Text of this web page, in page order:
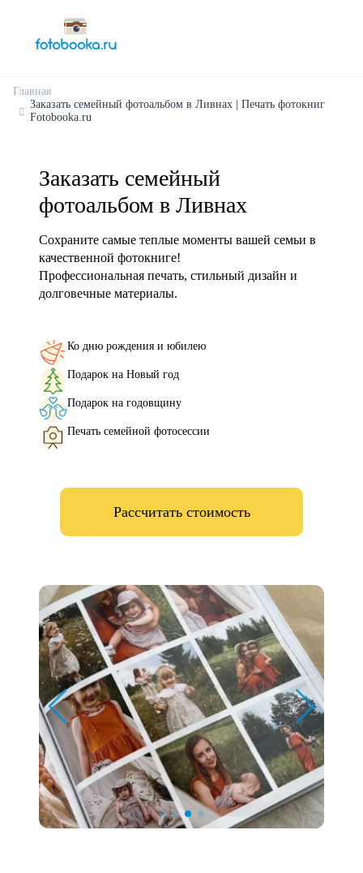
Главная
Заказать семейный фотоальбом в Ливнах | Печать фотокниг
Fotobooka.ru
Заказать семейный
фотоальбом в Ливнах
Сохраните самые теплые моменты вашей семьи в
качественной фотокниге!
Профессиональная печать, стильный дизайн и
долговечные материалы.
Ко дню рождения и юбилею
Подарок на Новый год
Подарок на годовщину
Печать семейной фотосессии
Рассчитать стоимость